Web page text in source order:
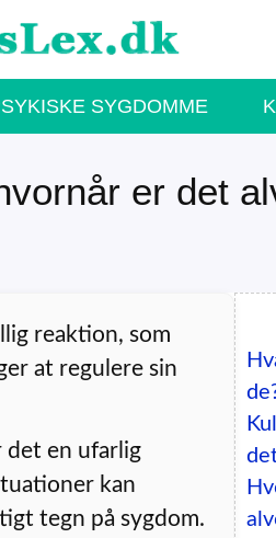
SYGDOMME
er det
reaktion, som
at regulere sin
det en ufarlig
kan
tegn på sygdom.